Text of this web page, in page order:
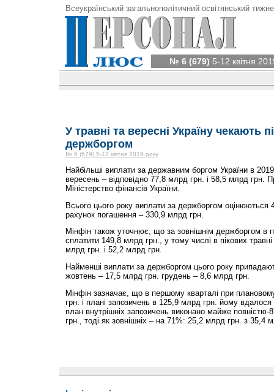
Всеукраїнський загальнополітичний освітянський
№ 6 (679) 5-12 квітня
У травні та вересні Україну чекають
держборгом
№ 6 (679) 5-12 квітня 2019 року
Найбільші виплати за державним боргом України в
вересень – відповідно 77,8 млрд грн. і 58,5 млрд грн.
Міністерство фінансів України.
Всього цього року виплати за держборгом оцінюються
рахунок погашення – 330,9 млрд грн.
Мінфін також уточнює, що за зовнішнім держборгом в
сплатити 149,8 млрд грн., у тому числі в пікових травні
млрд грн. і 52,2 млрд грн.
Найменші виплати за держборгом цього року
жовтень – 17,5 млрд грн. грудень – 8,6 млрд грн.
Мінфін зазначає, що в першому кварталі при
грн. і плані запозичень в 125,9 млрд грн. йому
план внутрішніх запозичень виконано майже
грн., тоді як зовнішніх – на 71%: 25,2 млрд грн. з 35,4